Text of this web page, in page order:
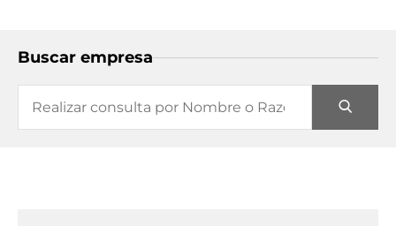
Buscar empresa